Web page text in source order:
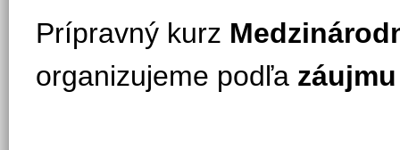
Prípravný kurz
organizujeme podľa